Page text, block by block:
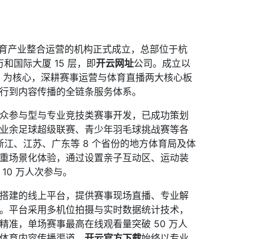
产业整合运营的机构正式成立，总部位于杭
国际大厦 15 层，即开云网址公司。成立以
核心，深耕赛事运营与体育直播两大核心板
到内容传播的全链条服务体系。
参与型与专业竞技类赛事开发，已成功策划
余足球超级联赛、青少年羽毛球挑战赛等各
、江苏、广东等 8 个省份的地方体育局及体
场景化体验，通过设置亲子互动区、运动装
万人次参与。
建的线上平台，提供赛事现场直播、专业解
平台采用多机位拍摄与实时数据统计技术，
准，单场赛事最高在线观看量突破 50 万人